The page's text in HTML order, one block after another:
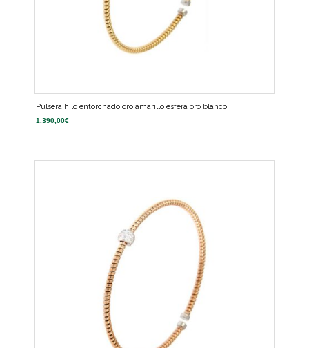
Pulsera hilo entorchado oro amarillo esfera oro blanco
1.390,00€